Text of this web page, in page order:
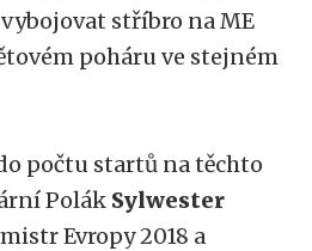
stříbro na ME
poháru ve stejném
počtu startů na těchto
Polák Sylwester
Evropy 2018 a